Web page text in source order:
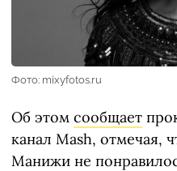
Фото: mixyfotos.ru
Об этом сообщает
канал Mash, отмечая,
Манижи не